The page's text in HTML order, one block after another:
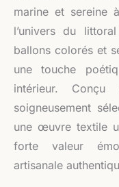
marine et sereine
l’univers du
ballons colorés et
une touche
intérieur.
soigneusement
une œuvre textile
forte valeur
artisanale